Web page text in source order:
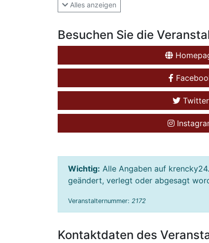
Alles anzeigen
Besuchen Sie die
Twitter
Wichtig: Alle Angaben auf
geändert, verlegt oder abgesagt
Veranstalternummer: 2172
Kontaktdaten des